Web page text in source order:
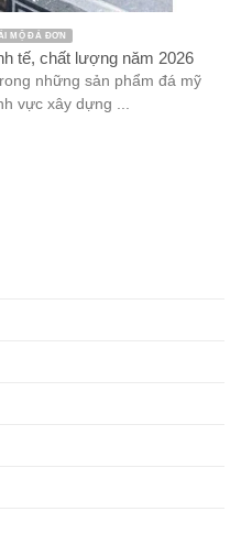
MỘ ĐÁ ĐƠN
tế, chất lượng năm 2026
những sản phẩm đá mỹ
vực xây dựng ...